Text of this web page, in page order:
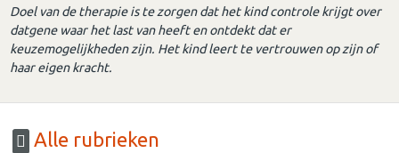
Doel van de therapie is te zorgen dat het kind controle krijgt over
datgene waar het last van heeft en ontdekt dat er
keuzemogelijkheden zijn. Het kind leert te vertrouwen op zijn of
haar eigen kracht.
Alle rubrieken